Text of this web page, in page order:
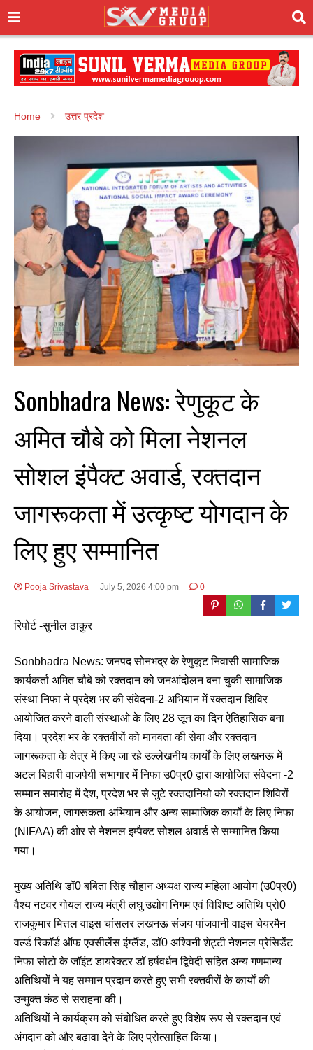
Home उत्तर प्रदेश
Sonbhadra News: रेणुकूट के
अमित चौबे को मिला नेशनल
सोशल इंपैक्ट अवार्ड, रक्तदान
जागरूकता में उत्कृष्ट योगदान के
लिए हुए सम्मानित
Pooja Srivastava July 5, 2026 4:00 pm 0
रिपोर्ट -सुनील ठाकुर
Sonbhadra News: जनपद सोनभद्र के रेणुकूट निवासी सामाजिक
कार्यकर्ता अमित चौबे को रक्तदान को जनआंदोलन बना चुकी सामाजिक
संस्था निफा ने प्रदेश भर की संवेदना-2 अभियान में रक्तदान शिविर
आयोजित करने वाली संस्थाओ के लिए 28 जून का दिन ऐतिहासिक बना
दिया। प्रदेश भर के रक्तवीरों को मानवता की सेवा और रक्तदान
जागरूकता के क्षेत्र में किए जा रहे उल्लेखनीय कार्यों के लिए लखनऊ में
अटल बिहारी वाजपेयी सभागार में निफा उ0प्र0 द्वारा आयोजित संवेदना -2
सम्मान समारोह में देश, प्रदेश भर से जुटे रक्तदानियो को रक्तदान शिविरों
के आयोजन, जागरूकता अभियान और अन्य सामाजिक कार्यों के लिए निफा
(NIFAA) की ओर से नेशनल इम्पैक्ट सोशल अवार्ड से सम्मानित किया
गया।
मुख्य अतिथि डॉ0 बबिता सिंह चौहान अध्यक्ष राज्य महिला आयोग (उ0प्र0)
वैश्य नटवर गोयल राज्य मंत्री लघु उद्योग निगम एवं विशिष्ट अतिथि प्रो0
राजकुमार मित्तल वाइस चांसलर लखनऊ संजय पांजवानी वाइस चेयरमैन
वर्ल्ड रिकॉर्ड ऑफ एक्सीलेंस इंग्लैंड, डॉ0 अश्विनी शेट्टी नेशनल प्रेसिडेंट
निफा सोटो के जॉइंट डायरेक्टर डॉ हर्षवर्धन द्विवेदी सहित अन्य गणमान्य
अतिथियों ने यह सम्मान प्रदान करते हुए सभी रक्तवीरों के कार्यों की
उन्मुक्त कंठ से सराहना की।
अतिथियों ने कार्यक्रम को संबोधित करते हुए विशेष रूप से रक्तदान एवं
अंगदान को और बढ़ावा देने के लिए प्रोत्साहित किया।